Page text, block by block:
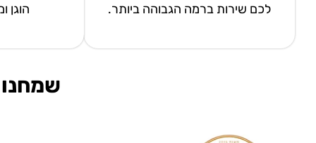
לכם שירות ברמה הגבוהה ביותר.
הוגן